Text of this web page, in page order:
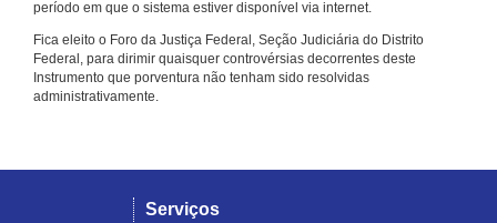
período em que o sistema estiver disponível via internet.
Fica eleito o Foro da Justiça Federal, Seção Judiciária do Distrito
Federal, para dirimir quaisquer controvérsias decorrentes deste
Instrumento que porventura não tenham sido resolvidas
administrativamente.
Serviços